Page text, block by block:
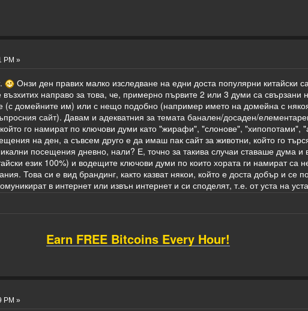
PM »
Онзи ден правих малко изследване на едни доста популярни китайски
направо за това, че, примерно първите 2 или 3 думи са свързани
домейните им) или с нещо подобно (например името на домейна с
сайт). Давам и адекватния за темата банален/досаден/
го намират по ключови думи като "жирафи", "слонове", "хипопотами",
на ден, а съвсем друго е да имаш пак сайт за животни, който го
посещения дневно, нали? Е, точно за такива случаи ставаше дума и
език 100%) и водещите ключови думи по които хората ги намират са
Това си е вид брандинг, както казват някои, който е доста добър и се
в интернет или извън интернет и си споделят, т.е. от уста на
Earn FREE Bitcoins Every Hour!
PM »